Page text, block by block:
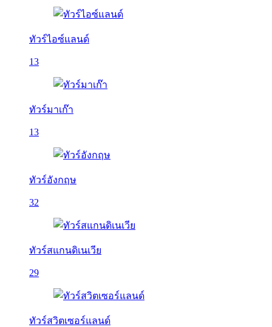
ทัวร์ไอซ์แลนด์
13
ทัวร์มาเก๊า
13
ทัวร์อังกฤษ
32
ทัวร์สแกนดิเนเวีย
29
ทัวร์สวิตเซอร์แลนด์